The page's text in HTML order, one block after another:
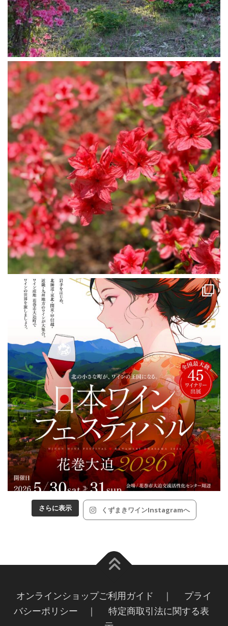
さらに表示 くずまきワインInstagramへ
オンラインショップご利用ガイド ｜
プライ
バシーポリシー ｜
特定商取引法に関する表